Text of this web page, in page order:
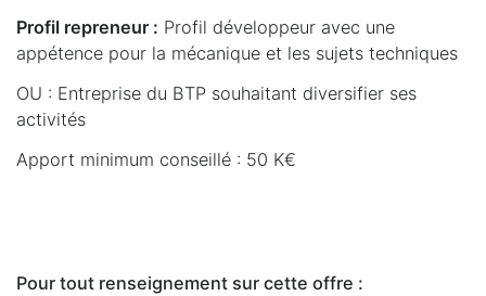
Profil repreneur : Profil développeur avec une
appétence pour la mécanique et les sujets techniques
OU : Entreprise du BTP souhaitant diversifier ses
activités
Apport minimum conseillé : 50 K€
Pour tout renseignement sur cette offre :